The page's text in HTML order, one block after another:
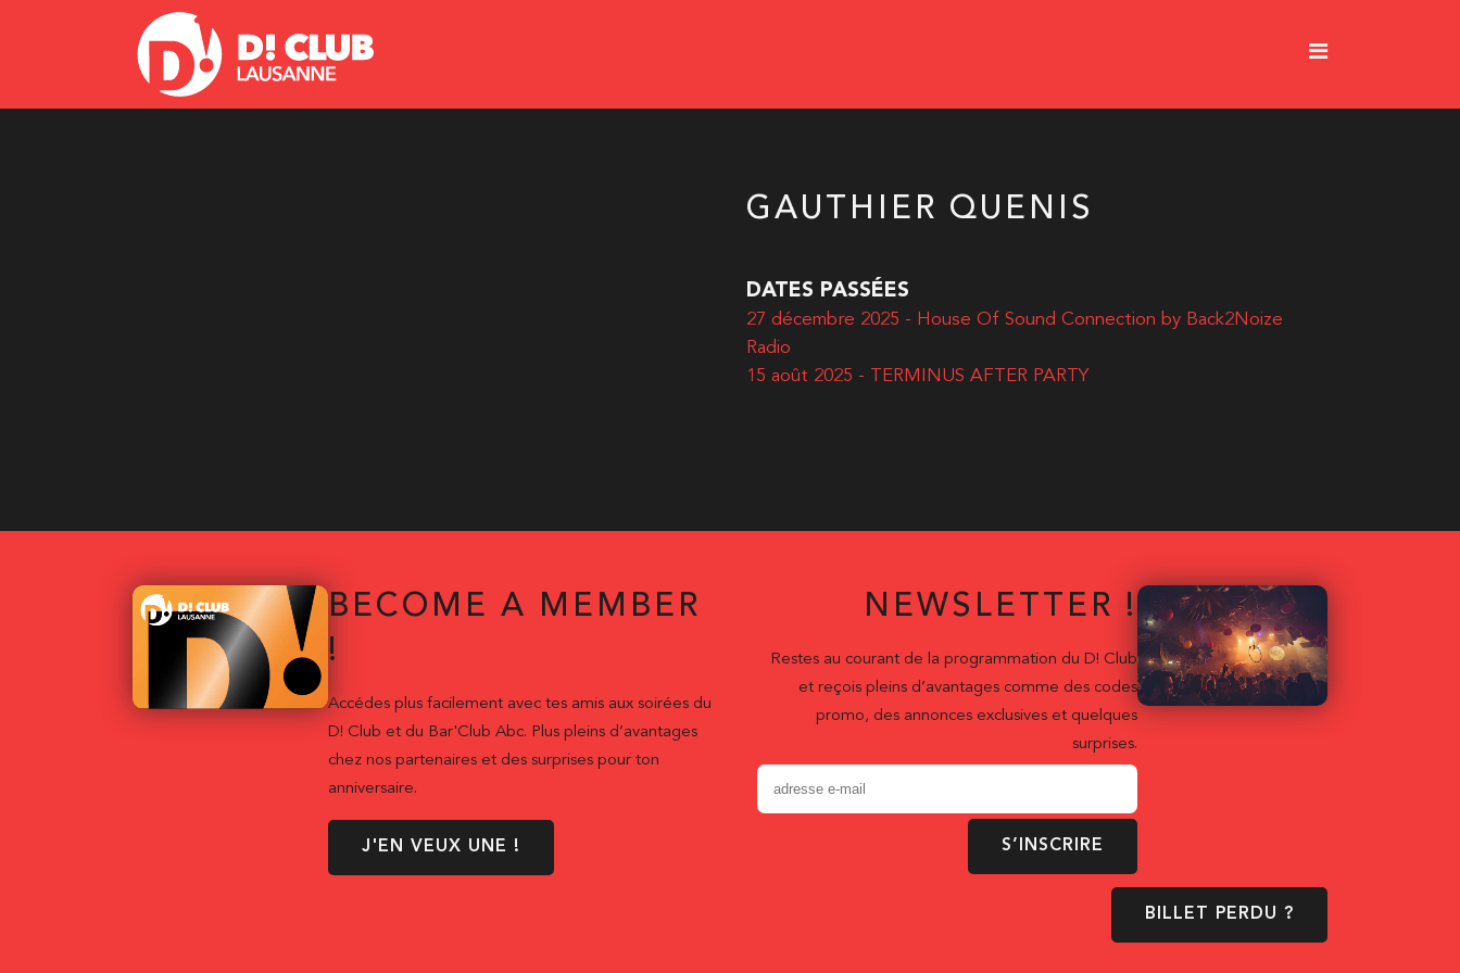
GAUTHIER QUENIS
DATES PASSÉES
27 décembre 2025 - House Of Sound Connection by Back2Noize
Radio
15 août 2025 - TERMINUS AFTER PARTY
BECOME A MEMBER
!
Accédes plus facilement avec tes amis aux soirées du
D! Club et du Bar'Club Abc. Plus pleins d’avantages
chez nos partenaires et des surprises pour ton
anniversaire.
J'EN VEUX UNE !
NEWSLETTER !
Restes au courant de la programmation du D! Club
et reçois pleins d’avantages comme des codes
promo, des annonces exclusives et quelques
surprises.
S’INSCRIRE
BILLET PERDU ?